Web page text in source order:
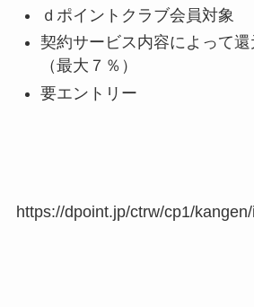
ｄポイントクラブ会員対象
契約サービス内容によって
（最大７％）
要エントリー
https://dpoint.jp/ctrw/cp1/kangen/